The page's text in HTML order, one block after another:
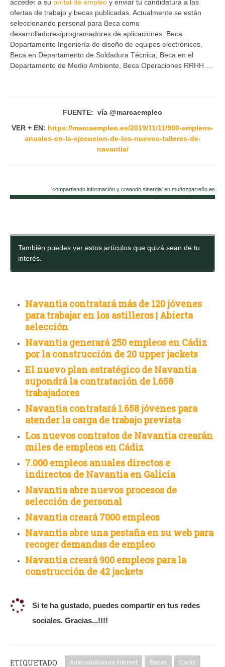
acceder a su portal de empleo y enviar tu candidatura a las
ofertas de trabajo y becas publicadas. Actualmente se están
seleccionando personal para Beca como
desarrolladores/programadores de aplicaciones, Beca
Departamento Ingeniería de diseño de equipos electrónicos,
Beca en Departamento de Soldadura Técnica, Beca en el
Departamento de Medio Ambiente, Beca Operaciones RRHH….
FUENTE: vía @marcaempleo
VER + EN: https://marcaempleo.es/2019/11/11/900-empleos-
anuales-en-la-ejecucion-de-los-nuevos-talleres-de-
navantia/
'compartiendo información y creando sinergia' en muñozparreño.es
También puedes ver estos artículos que quizá sean de tu
interés.
Navantia contratará más de 120 jóvenes
para trabajar en los astilleros | Abierta
selección
Navantia generará 250 empleos en Cádiz
por la construcción de 20 upper jackets
El nuevo plan estratégico de Navantia
supondrá la contratación de 1.658
trabajadores
Navantia contratará 1.658 jóvenes para
atender la carga de trabajo prevista
Los nuevos contratos de Navantia crearán
miles de empleos en Cádiz
7.000 empleos anuales directos e
indirectos de Navantia en Galicia
Navantia abre nuevos procesos de
selección de personal
Navantia creará 7000 empleos
Navantia abre una pestaña en su web para
recoger demandas de empleo
Navantia creará 900 empleos para la
construcción de 42 jackets
Si te ha gustado, puedes compartir en tus redes
sociales. Gracias...!!!!
ETIQUETADO Autocandidatura Internet Becas Cadiz